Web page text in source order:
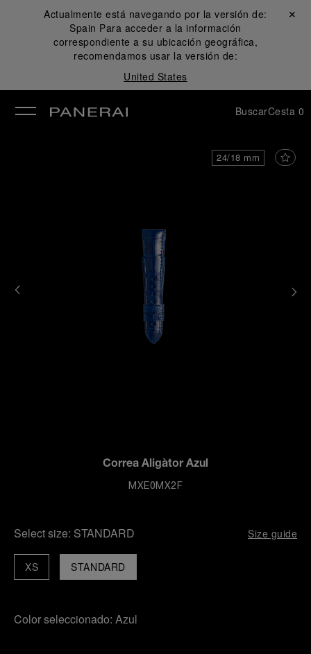
Actualmente está navegando por la versión de:
Spain Para acceder a la información
correspondiente a su ubicación geográfica,
recomendamos usar la versión de:
United States
Cerrar ✕
BuscarCesta 0
24/18 mm
Correa Aligàtor Azul
MXE0MX2F
Select size: STANDARD Size guide
STANDARD
XS
Color seleccionado: Azul